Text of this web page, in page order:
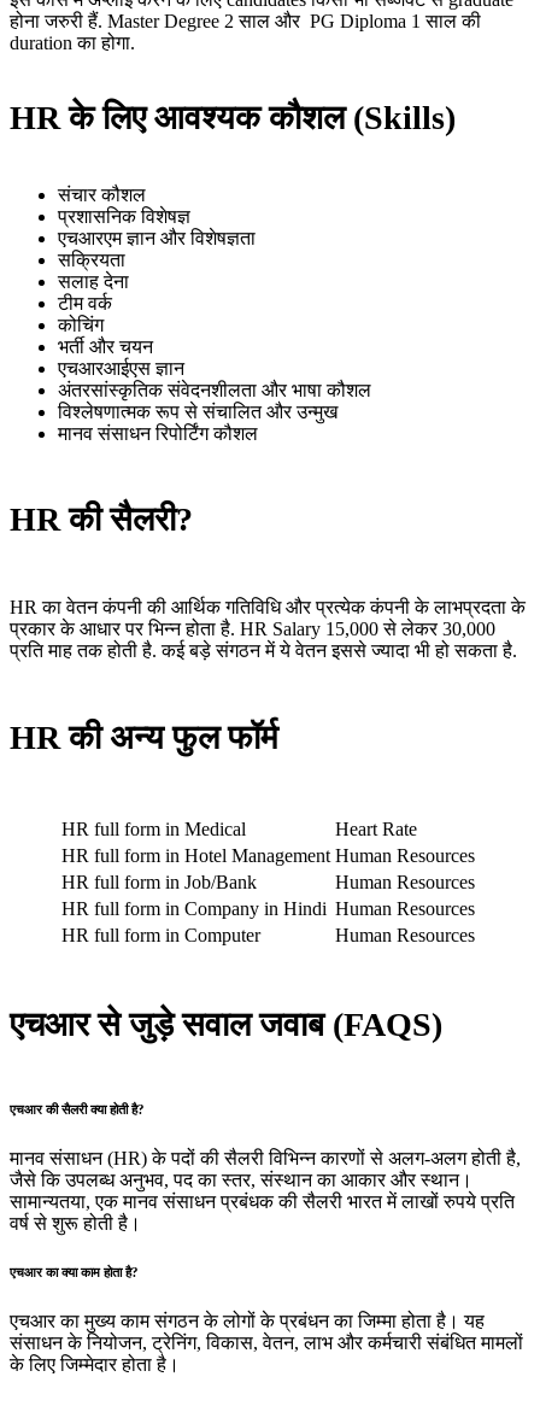
होना जरुरी हैं. Master Degree 2 साल और PG Diploma 1 साल की
duration का होगा.
HR के लिए आवश्यक कौशल (Skills)
संचार कौशल
प्रशासनिक विशेषज्ञ
एचआरएम ज्ञान और विशेषज्ञता
सक्रियता
सलाह देना
टीम वर्क
कोचिंग
भर्ती और चयन
एचआरआईएस ज्ञान
अंतरसांस्कृतिक संवेदनशीलता और भाषा कौशल
विश्लेषणात्मक रूप से संचालित और उन्मुख
मानव संसाधन रिपोर्टिंग कौशल
HR की सैलरी?
HR का वेतन कंपनी की आर्थिक गतिविधि और प्रत्येक कंपनी के लाभप्रदता के
प्रकार के आधार पर भिन्न होता है. HR Salary 15,000 से लेकर 30,000
प्रति माह तक होती है. कई बड़े संगठन में ये वेतन इससे ज्यादा भी हो सकता है.
HR की अन्य फुल फॉर्म
HR full form in Medical
Heart Rate
HR full form in Hotel Management Human Resources
HR full form in Job/Bank
Human Resources
HR full form in Company in Hindi Human Resources
HR full form in Computer
Human Resources
एचआर से जुड़े सवाल जवाब (FAQS)
एचआर की सैलरी क्या होती है?
मानव संसाधन (HR) के पदों की सैलरी विभिन्न कारणों से अलग-अलग होती है,
जैसे कि उपलब्ध अनुभव, पद का स्तर, संस्थान का आकार और स्थान।
सामान्यतया, एक मानव संसाधन प्रबंधक की सैलरी भारत में लाखों रुपये प्रति
वर्ष से शुरू होती है।
एचआर का क्या काम होता है?
एचआर का मुख्य काम संगठन के लोगों के प्रबंधन का जिम्मा होता है। यह
संसाधन के नियोजन, ट्रेनिंग, विकास, वेतन, लाभ और कर्मचारी संबंधित मामलों
के लिए जिम्मेदार होता है।